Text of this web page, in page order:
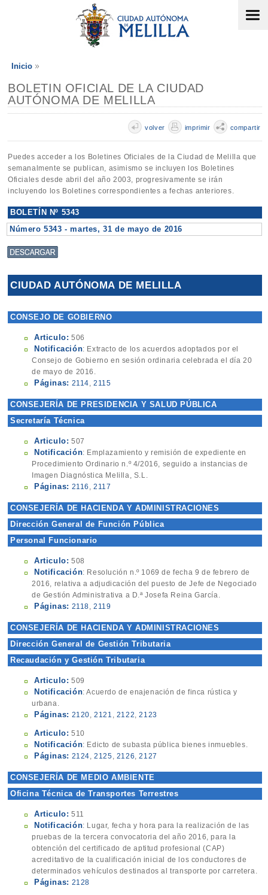
Inicio
BOLETIN OFICIAL DE LA CIUDAD
AUTÓNOMA DE MELILLA
volver imprimir compartir
Puedes acceder a los Boletines Oficiales de la Ciudad de Melilla que
semanalmente se publican, asimismo se incluyen los Boletines
Oficiales desde abril del año 2003, progresivamente se irán
incluyendo los Boletines correspondientes a fechas anteriores.
BOLETÍN Nº 5343
Número 5343 - martes, 31 de mayo de 2016
CIUDAD AUTÓNOMA DE MELILLA
CONSEJO DE GOBIERNO
Articulo: 506
Notificación: Extracto de los acuerdos adoptados por el
Consejo de Gobierno en sesión ordinaria celebrada el día 20
de mayo de 2016.
Páginas: 2114,2115
CONSEJERÍA DE PRESIDENCIA Y SALUD PÚBLICA
Secretaría Técnica
Articulo: 507
Notificación: Emplazamiento y remisión de expediente en
Procedimiento Ordinario n.º 4/2016, seguido a instancias de
Imagen Diagnóstica Melilla, S.L.
Páginas: 2116 ,2117
CONSEJERÍA DE HACIENDA Y ADMINISTRACIONES
PÚBLICAS
Dirección General de Función Pública
Personal Funcionario
Articulo: 508
Notificación: Resolución n.º 1069 de fecha 9 de febrero de
2016, relativa a adjudicación del puesto de Jefe de Negociado
de Gestión Administrativa a D.ª Josefa Reina García.
Páginas: 2118,2119
CONSEJERÍA DE HACIENDA Y ADMINISTRACIONES
PÚBLICAS
Dirección General de Gestión Tributaria
Recaudación y Gestión Tributaria
Articulo: 509
Notificación: Acuerdo de enajenación de finca rústica y
urbana.
Páginas: 2120,2121 , 2122,2123
Articulo: 510
Notificación: Edicto de subasta pública bienes inmuebles.
Páginas: 2124,2125, 2126,2127
CONSEJERÍA DE MEDIO AMBIENTE
Oficina Técnica de Transportes Terrestres
Articulo: 511
Notificación: Lugar, fecha y hora para la realización de las
pruebas de la tercera convocatoria del año 2016, para la
obtención del certificado de aptitud profesional (CAP)
acreditativo de la cualificación inicial de los conductores de
determinados vehículos destinados al transporte por carretera.
Páginas: 2128